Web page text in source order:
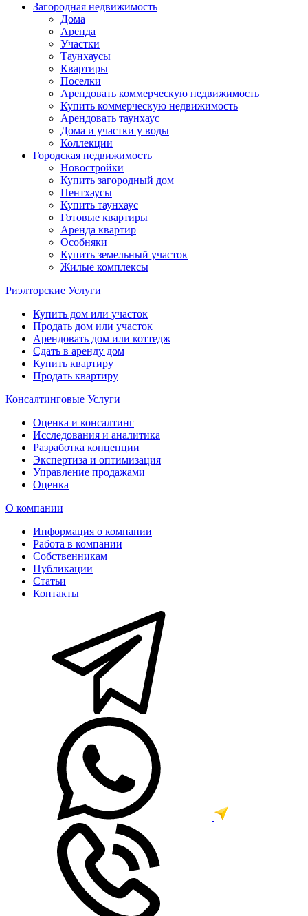
Загородная недвижимость
Дома
Аренда
Участки
Таунхаусы
Квартиры
Поселки
Арендовать коммерческую недвижимость
Купить коммерческую недвижимость
Арендовать таунхаус
Дома и участки у воды
Коллекции
Городская недвижимость
Новостройки
Купить загородный дом
Пентхаусы
Купить таунхаус
Готовые квартиры
Аренда квартир
Особняки
Купить земельный участок
Жилые комплексы
Риэлторские Услуги
Купить дом или участок
Продать дом или участок
Арендовать дом или коттедж
Сдать в аренду дом
Купить квартиру
Продать квартиру
Консалтинговые Услуги
Оценка и консалтинг
Исследования и аналитика
Разработка концепции
Экспертиза и оптимизация
Управление продажами
Оценка
О компании
Информация о компании
Работа в компании
Собственникам
Публикации
Статьи
Контакты